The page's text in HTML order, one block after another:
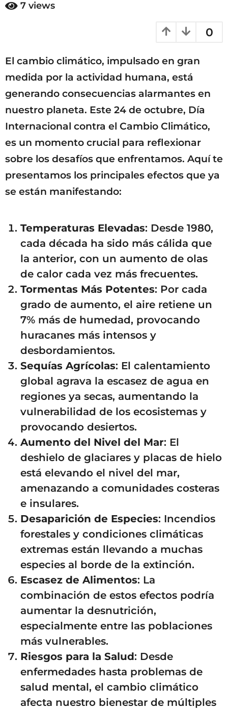
a
a
g
7 views
0
El cambio climático, impulsado en gran
medida por la actividad humana, está
generando consecuencias alarmantes en
nuestro planeta. Este 24 de octubre, Día
Internacional contra el Cambio Climático,
es un momento crucial para reflexionar
sobre los desafíos que enfrentamos. Aquí te
presentamos los principales efectos que ya
se están manifestando:
Temperaturas Elevadas: Desde 1980,
cada década ha sido más cálida que
la anterior, con un aumento de olas
de calor cada vez más frecuentes.
Tormentas Más Potentes: Por cada
grado de aumento, el aire retiene un
7% más de humedad, provocando
huracanes más intensos y
desbordamientos.
Sequías Agrícolas: El calentamiento
global agrava la escasez de agua en
regiones ya secas, aumentando la
vulnerabilidad de los ecosistemas y
provocando desiertos.
Aumento del Nivel del Mar: El
deshielo de glaciares y placas de hielo
está elevando el nivel del mar,
amenazando a comunidades costeras
e insulares.
Desaparición de Especies: Incendios
forestales y condiciones climáticas
extremas están llevando a muchas
especies al borde de la extinción.
Escasez de Alimentos: La
combinación de estos efectos podría
aumentar la desnutrición,
especialmente entre las poblaciones
más vulnerables.
Riesgos para la Salud: Desde
enfermedades hasta problemas de
salud mental, el cambio climático
afecta nuestro bienestar de múltiples